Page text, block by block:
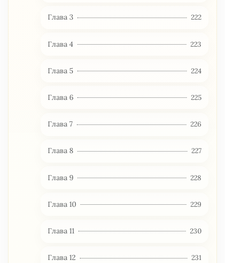
Глава 3 222
Глава 4 223
Глава 5 224
Глава 6 225
Глава 7 226
Глава 8 227
Глава 9 228
Глава 10 229
Глава 11 230
Глава 12 231